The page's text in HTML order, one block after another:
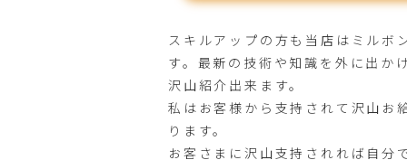
スキルアップの方も当店はミルボ
す。最新の技術や知識を外に出か
沢山紹介出来ます。
私はお客様から支持されて沢山お
ります。
お客さまに沢山支持されれば自分